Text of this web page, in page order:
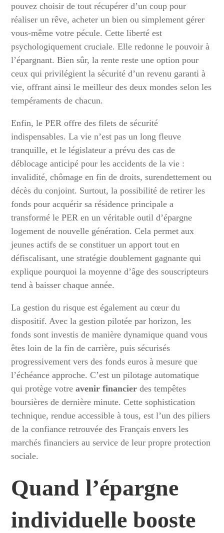
pouvez choisir de tout récupérer d’un coup pour
réaliser un rêve, acheter un bien ou simplement gérer
vous-même votre pécule. Cette liberté est
psychologiquement cruciale. Elle redonne le pouvoir à
l’épargnant. Bien sûr, la rente reste une option pour
ceux qui privilégient la sécurité d’un revenu garanti à
vie, offrant ainsi le meilleur des deux mondes selon les
tempéraments de chacun.
Enfin, le PER offre des filets de sécurité
indispensables. La vie n’est pas un long fleuve
tranquille, et le législateur a prévu des cas de
déblocage anticipé pour les accidents de la vie :
invalidité, chômage en fin de droits, surendettement ou
décès du conjoint. Surtout, la possibilité de retirer les
fonds pour acquérir sa résidence principale a
transformé le PER en un véritable outil d’épargne
logement de nouvelle génération. Cela permet aux
jeunes actifs de se constituer un apport tout en
défiscalisant, une stratégie doublement gagnante qui
explique pourquoi la moyenne d’âge des souscripteurs
tend à baisser chaque année.
La gestion du risque est également au cœur du
dispositif. Avec la gestion pilotée par horizon, les
fonds sont investis de manière dynamique quand vous
êtes loin de la fin de carrière, puis sécurisés
progressivement vers des fonds euros à mesure que
l’échéance approche. C’est un pilotage automatique
qui protège votreavenir financier des tempêtes
boursières de dernière minute. Cette sophistication
technique, rendue accessible à tous, est l’un des piliers
de la confiance retrouvée des Français envers les
marchés financiers au service de leur propre protection
sociale.
Quand l’épargne
individuelle booste